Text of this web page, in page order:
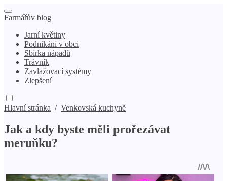
Farmářův blog
Jarní květiny
Podnikání v obci
Sbírka nápadů
Trávník
Zavlažovací systémy
Zlepšení
Hlavní stránka / Venkovská kuchyně
Jak a kdy byste měli prořezávat
meruňku?